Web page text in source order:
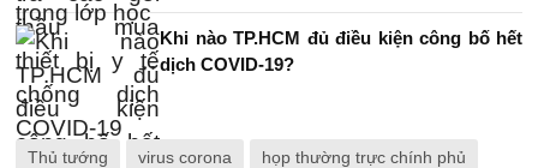
Khi nào TP.HCM đủ điều kiện công bố hết
dịch COVID-19?
Thủ tướng virus corona họp thường trực chính phủ